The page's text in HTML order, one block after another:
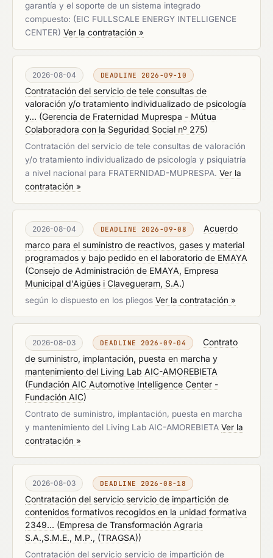
garantía y el soporte de un sistema integrado
compuesto: (EIC FULLSCALE ENERGY INTELLIGENCE
CENTER) Ver la contratación »
2026-08-04 DEADLINE 2026-09-10
Contratación del servicio de tele consultas de
valoración y/o tratamiento individualizado de psicología
y... (Gerencia de Fraternidad Muprespa - Mútua
Colaboradora con la Seguridad Social nº 275)
Contratación del servicio de tele consultas de valoración
y/o tratamiento individualizado de psicología y psiquiatría
a nivel nacional para FRATERNIDAD-MUPRESPA. Ver la
contratación »
2026-08-04 DEADLINE 2026-09-08
Acuerdo
marco para el suministro de reactivos, gases y material
programados y bajo pedido en el laboratorio de EMAYA
(Consejo de Administración de EMAYA, Empresa
Municipal d'Aigües i Clavegueram, S.A.)
según lo dispuesto en los pliegos Ver la contratación »
2026-08-03 DEADLINE 2026-09-04
Contrato
de suministro, implantación, puesta en marcha y
mantenimiento del Living Lab AIC-AMOREBIETA
(Fundación AIC Automotive Intelligence Center -
Fundación AIC)
Contrato de suministro, implantación, puesta en marcha
y mantenimiento del Living Lab AIC-AMOREBIETA Ver la
contratación »
2026-08-03 DEADLINE 2026-08-18
Contratación del servicio servicio de impartición de
contenidos formativos recogidos en la unidad formativa
2349... (Empresa de Transformación Agraria
S.A.,S.M.E., M.P., (TRAGSA))
Contratación del servicio servicio de impartición de